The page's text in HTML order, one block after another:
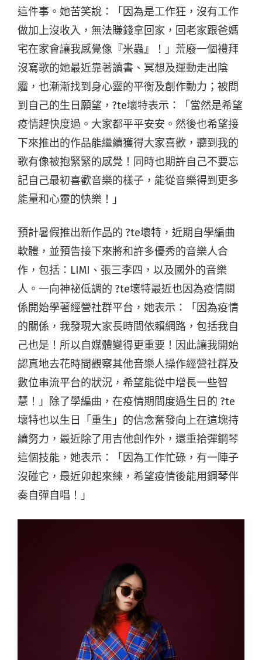
這件事。她苦笑說：「因為是工作狂，沒有工作
做加上沒收入，無法賺錢拿回家，回老家跟爸媽
宅在家會讓我感覺像『米蟲』！」荒廢一個禮拜
沒寫歌的她最近靠著讀書、冥想及運動走出陰
霾，也漸漸找到身心靈的平衡及創作動力；被問
到自己的生日願望，?te壞特表示：「當然是希望
疫情趕快度過。大家都平平安安。然後也希望接
下來推出的作品能繼續獲得大家喜歡，聽到我的
歌有像被抱緊緊的感覺！同時也期許自己不要忘
記自己最初喜歡音樂的樣子，能從音樂得到更多
能量和心靈的快樂！」
預計暑假推出新作品的 ?te壞特，近期自學編曲
軟體，並預告接下來將和許多優秀的音樂人合
作，包括：LIMI、張三李四，以及國外的音樂
人。一向神祕低調的 ?te壞特最近也因為疫情關
係開始學著經營社群平台，她表示：「因為疫情
的關係，我發現大家長時間依賴網路，包括我自
己也是！所以自媒體變得更重要！因此讓我開始
認真地去花時間觀察其他音樂人操作經營社群及
數位串流平台的狀況，希望能從中增長一些智
慧！」除了學編曲，在疫情期間度過生日的 ?te
壞特也以生日「重生」的信念奮發向上在這塊持
續努力，最近除了用吉他創作外，還重拾彈鋼琴
這個技能，她表示：「因為工作忙碌，有一陣子
沒碰它，最近卯起來練，希望疫情後能用鋼琴伴
奏自彈自唱！」